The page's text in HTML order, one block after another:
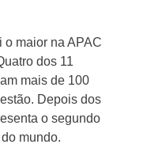
o maior na APAC
dos 11
mais de 100
Depois dos
o segundo
mundo.